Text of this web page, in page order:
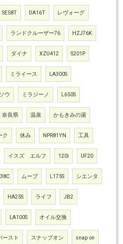
SE58T DA16T レヴォーグ
ランドクルーザー76 HZJ76K
ダイナ XZU412 S201P
ミライース LA300S
ウ ミラジーノ L650S
奈良県 温泉 かもきみの湯
ク 休み NPR81YN 工具
イスズ エルフ 120i UF20
ムーブ L175S シエンタ
HA25S ライフ JB2
LA100S オイル交換
ースト スナップオン snap on